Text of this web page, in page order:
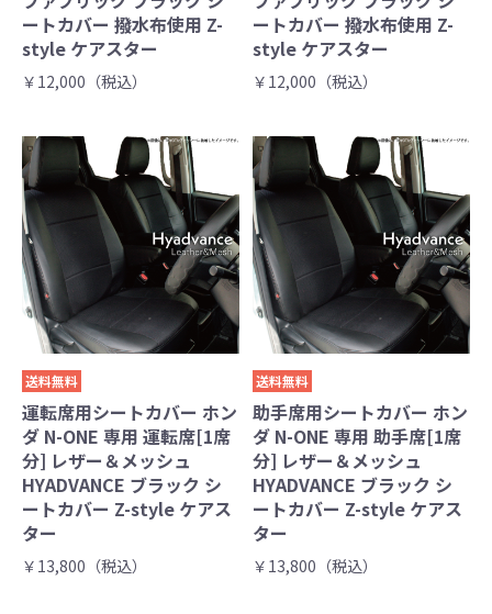
ートカバー 撥水布使用 Z-
style ケアスター
￥12,000（税込）
ートカバー 撥水布使用 Z-
style ケアスター
￥12,000（税込）
送料無料
運転席用シートカバー ホン
ダ N-ONE 専用 運転席[1席
分] レザー＆メッシュ
HYADVANCE ブラック シ
ートカバー Z-style ケアス
ター
￥13,800（税込）
送料無料
助手席用シートカバー ホン
ダ N-ONE 専用 助手席[1席
分] レザー＆メッシュ
HYADVANCE ブラック シ
ートカバー Z-style ケアス
ター
￥13,800（税込）